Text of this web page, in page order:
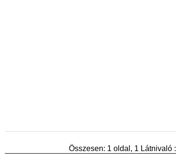
Összesen: 1 oldal, 1 Látnivaló :